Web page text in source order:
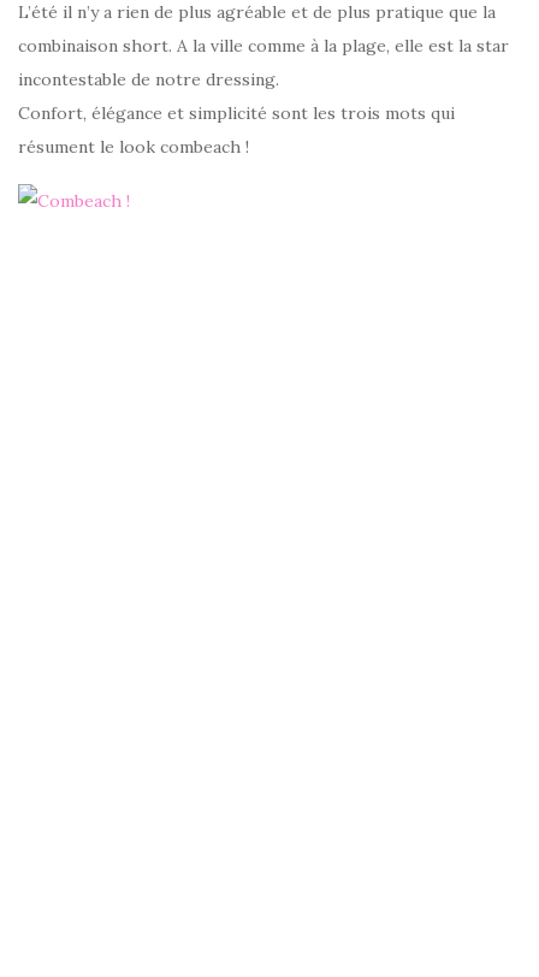
L’été il n’y a rien de plus agréable et de plus pratique que la
combinaison short. A la ville comme à la plage, elle est la star
incontestable de notre dressing.
Confort, élégance et simplicité sont les trois mots qui
résument le look combeach !